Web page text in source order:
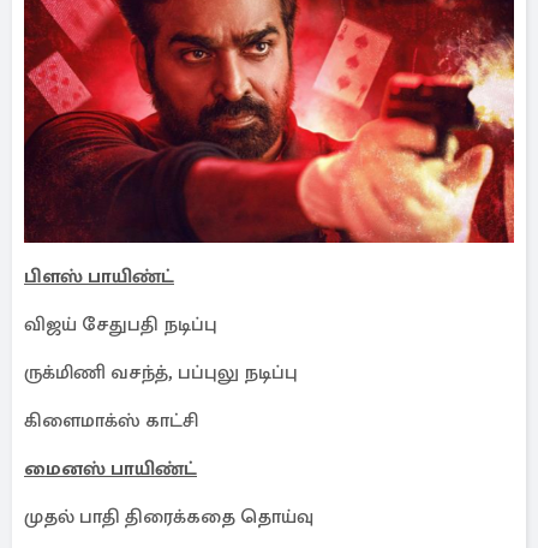
பிளஸ் பாயிண்ட்
விஜய் சேதுபதி நடிப்பு
ருக்மிணி வசந்த், பப்புலு நடிப்பு
கிளைமாக்ஸ் காட்சி
மைனஸ் பாயிண்ட்
முதல் பாதி திரைக்கதை தொய்வு